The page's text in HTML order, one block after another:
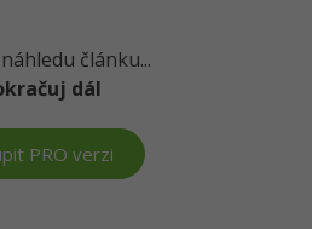
článku...
dál
PRO verzi